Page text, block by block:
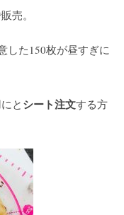
売。
した150枚が昼すぎに
と シート注文する方